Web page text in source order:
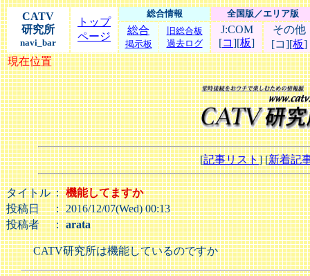
CATV
研究所
navi_bar
トップ
ページ
総合情報 全国版／エリア版
総合
掲示板
旧総合板
過去ログ
J:COM
[コ][板]
その他
[コ][板]
現在位置
[記事リスト] [新着記
タイトル：機能してますか
投稿日
： 2016/12/07(Wed) 00:13
投稿者
：arata
CATV研究所は機能しているのですか